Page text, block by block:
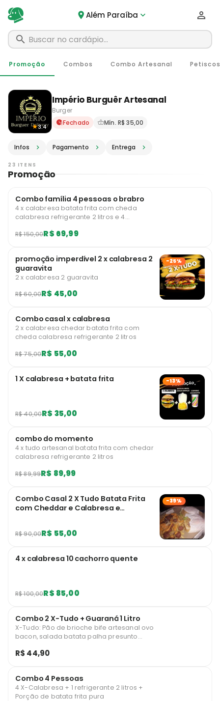
Além Paraíba
3.4
Império Burguêr Artesanal
Burger
Delivery em Além Paraíba
Fechado Mín. R$ 35,00
Infos Pagamento Entrega
Promoção Combos Combo Artesanal Petiscos
23 ITENS
Promoção
Combo família 4 pessoas o brabro
4 x calabresa batata frita com cheda
calabresa refrigerante 2 litros e 4
R$ 150,00R$ 69,99
promoção imperdível 2 x calabresa 2
guaravita
2 x calabresa 2 guaravita
R$ 60,00R$ 45,00
-25%
Combo casal x calabresa
2 x calabresa chedar batata frita com
cheda calabresa refrigerante 2 litros
R$ 75,00R$ 55,00
1 X calabresa + batata frita
R$ 40,00R$ 35,00
-13%
combo do momento
4 x tudo artesanal batata frita com chedar
calabresa refrigerante 2 litros
R$ 89,99R$ 89,99
Combo Casal 2 X Tudo Batata Frita
com Cheddar e Calabresa e
R$ 90,00R$ 55,00
-39%
4 x calabresa 10 cachorro quente
R$ 100,00R$ 85,00
Combo 2 X-Tudo + Guaraná 1 Litro
X-Tudo: Pão de brioche bife artesanal ovo
bacon, salada batata palha presunto
R$ 44,90
Combo 4 Pessoas
4 X-Calabresa + 1 refrigerante 2 litros +
Porção de batata frita pura